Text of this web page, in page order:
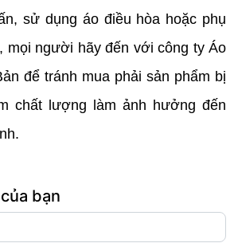
sử dụng áo điều hòa hoặc phụ
mọi người hãy đến với công ty Áo
để tránh mua phải sản phẩm bị
chất lượng làm ảnh hưởng đến
bạn